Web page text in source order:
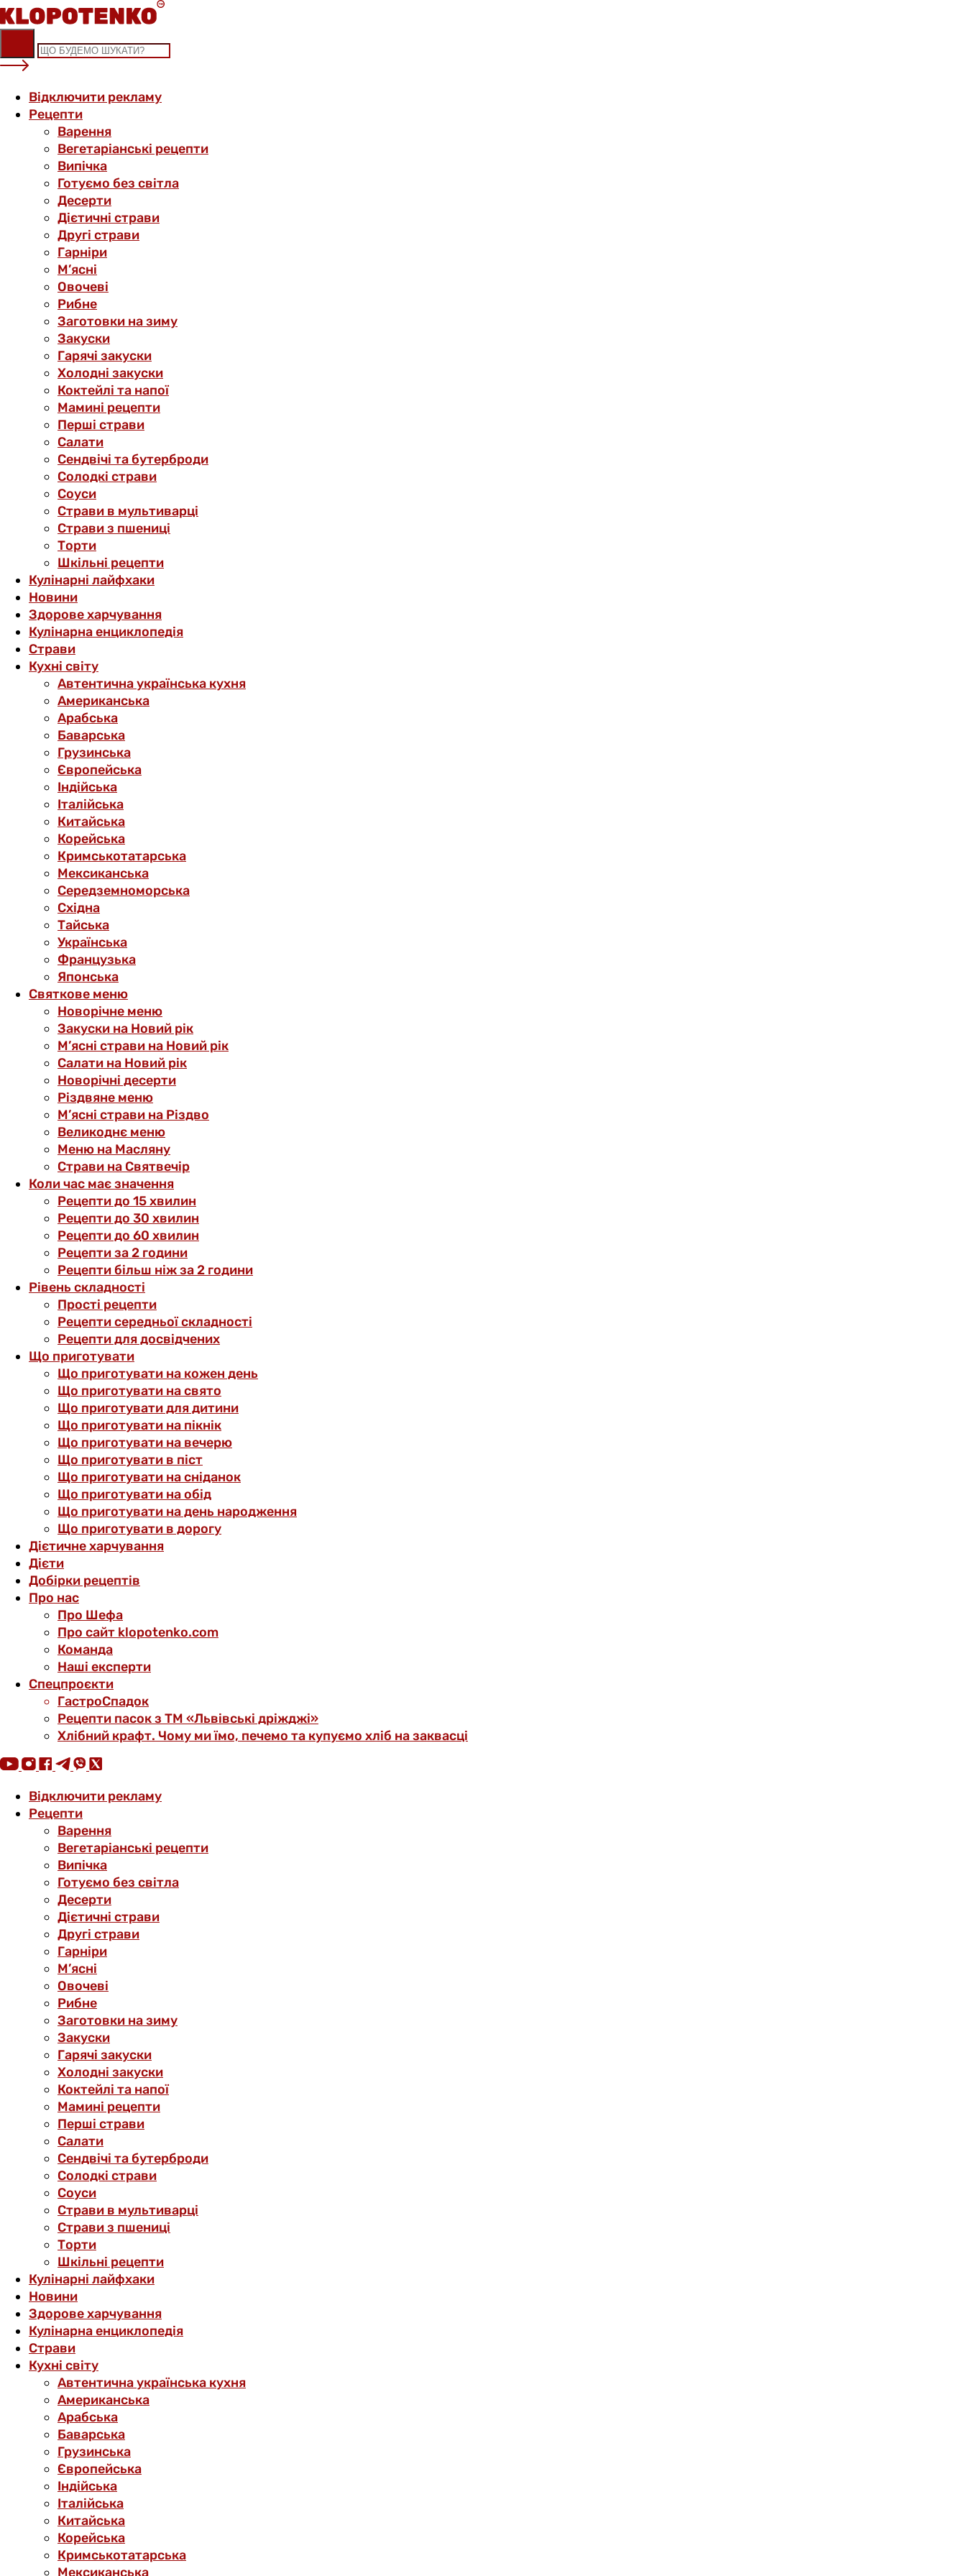
Skip
to
content
Відключити рекламу
Рецепти
Варення
Вегетаріанські рецепти
Випічка
Готуємо без світла
Десерти
Дієтичні страви
Другі страви
Гарніри
М’ясні
Овочеві
Рибне
Заготовки на зиму
Закуски
Гарячі закуски
Холодні закуски
Коктейлі та напої
Мамині рецепти
Перші страви
Салати
Сендвічі та бутерброди
Солодкі страви
Соуси
Страви в мультиварці
Страви з пшениці
Торти
Шкільні рецепти
Кулінарні лайфхаки
Новини
Здорове харчування
Кулінарна енциклопедія
Страви
Кухні світу
Автентична українська кухня
Американська
Арабська
Баварська
Грузинська
Європейська
Індійська
Італійська
Китайська
Корейська
Кримськотатарська
Мексиканська
Середземноморська
Східна
Тайська
Українська
Французька
Японська
Святкове меню
Новорічне меню
Закуски на Новий рік
М’ясні страви на Новий рік
Салати на Новий рік
Новорічні десерти
Різдвяне меню
М’ясні страви на Різдво
Великоднє меню
Меню на Масляну
Страви на Святвечір
Коли час має значення
Рецепти до 15 хвилин
Рецепти до 30 хвилин
Рецепти до 60 хвилин
Рецепти за 2 години
Рецепти більш ніж за 2 години
Рівень складності
Прості рецепти
Рецепти середньої складності
Рецепти для досвідчених
Що приготувати
Що приготувати на кожен день
Що приготувати на свято
Що приготувати для дитини
Що приготувати на пікнік
Що приготувати на вечерю
Що приготувати в піст
Що приготувати на сніданок
Що приготувати на обід
Що приготувати на день народження
Що приготувати в дорогу
Дієтичне харчування
Дієти
Добірки рецептів
Про нас
Про Шефа
Про сайт klopotenko.com
Команда
Наші експерти
Спецпроєкти
ГастроСпадок
Рецепти пасок з ТМ «Львівські дріжджі»
Хлібний крафт. Чому ми їмо, печемо та купуємо хліб на заквасці
Відключити рекламу
Рецепти
Варення
Вегетаріанські рецепти
Випічка
Готуємо без світла
Десерти
Дієтичні страви
Другі страви
Гарніри
М’ясні
Овочеві
Рибне
Заготовки на зиму
Закуски
Гарячі закуски
Холодні закуски
Коктейлі та напої
Мамині рецепти
Перші страви
Салати
Сендвічі та бутерброди
Солодкі страви
Соуси
Страви в мультиварці
Страви з пшениці
Торти
Шкільні рецепти
Кулінарні лайфхаки
Новини
Здорове харчування
Кулінарна енциклопедія
Страви
Кухні світу
Автентична українська кухня
Американська
Арабська
Баварська
Грузинська
Європейська
Індійська
Італійська
Китайська
Корейська
Кримськотатарська
Мексиканська